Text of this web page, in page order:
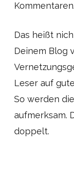
Das heißt
Deinem Blog
Leser auf
So werden
aufmerksam.
doppelt.